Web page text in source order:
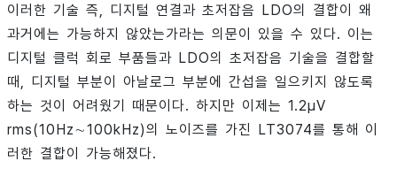
이러한 기술 즉, 디지털 연결과 초저잡음 LDO의 결합이 왜
과거에는 가능하지 않았는가라는 의문이 있을 수 있다. 이는
디지털 클럭 회로 부품들과 LDO의 초저잡음 기술을 결합할
때, 디지털 부분이 아날로그 부분에 간섭을 일으키지 않도록
하는 것이 어려웠기 때문이다. 하지만 이제는 1.2μV
rms(10Hz∼100kHz)의 노이즈를 가진 LT3074를 통해 이
러한 결합이 가능해졌다.